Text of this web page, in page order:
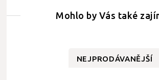
Mohlo by Vás také
NEJPRODÁVANĚJŠÍ